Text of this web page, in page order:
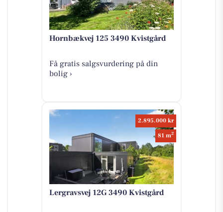
Hornbækvej 125 3490 Kvistgård
Få gratis salgsvurdering på din
bolig ›
2.895.000 kr
81 m2
Lergravsvej 12G 3490 Kvistgård